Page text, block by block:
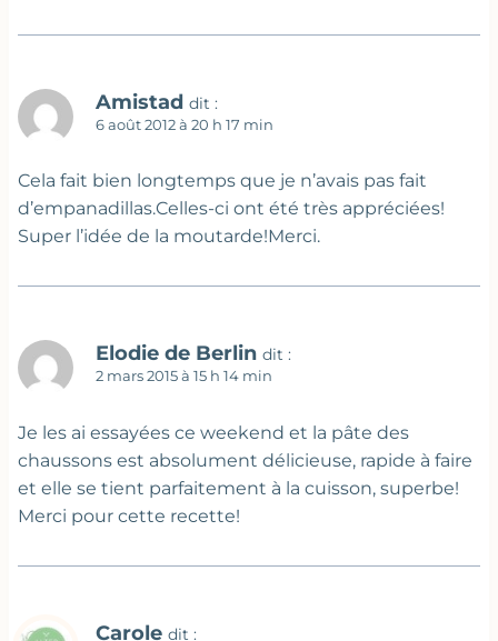
Amistad dit :
6 août 2012 à 20 h 17 min
Cela fait bien longtemps que je n’avais pas fait
d’empanadillas.Celles-ci ont été très appréciées!
Super l’idée de la moutarde!Merci.
Elodie de Berlin dit :
2 mars 2015 à 15 h 14 min
Je les ai essayées ce weekend et la pâte des
chaussons est absolument délicieuse, rapide à faire
et elle se tient parfaitement à la cuisson, superbe!
Merci pour cette recette!
Carole dit :